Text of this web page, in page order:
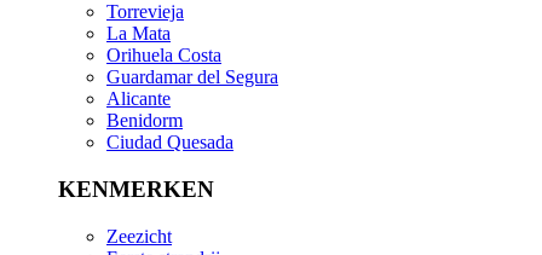
Torrevieja
La Mata
Orihuela Costa
Guardamar del Segura
Alicante
Benidorm
Ciudad Quesada
KENMERKEN
Zeezicht